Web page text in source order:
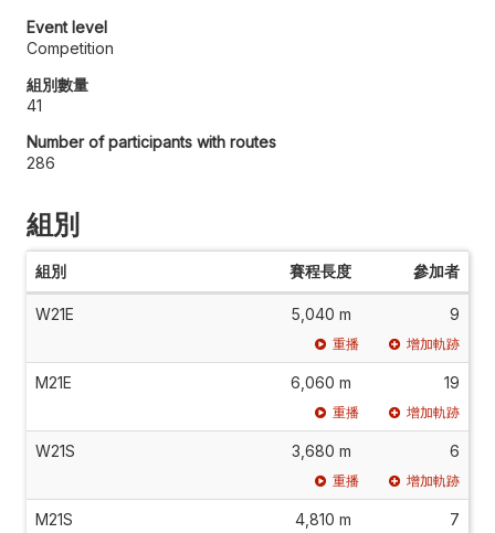
Event level
Competition
組別數量
41
Number of participants with routes
286
組別
組別 賽程長度 參加者
W21E 5,040 m 9
重播 增加軌跡
M21E 6,060 m 19
重播 增加軌跡
W21S 3,680 m 6
重播 增加軌跡
M21S 4,810 m 7